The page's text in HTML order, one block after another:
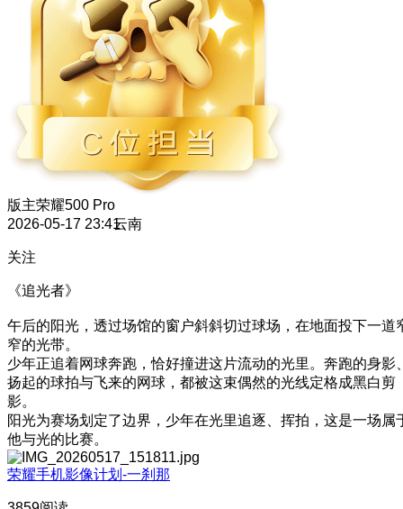
版主荣耀500 Pro
2026-05-17 23:41云南
关注
《追光者》
午后的阳光，透过场馆的窗户斜斜切过球场，在地面投下一道
窄的光带。
少年正追着网球奔跑，恰好撞进这片流动的光里。奔跑的身影
扬起的球拍与飞来的网球，都被这束偶然的光线定格成黑白剪
影。
阳光为赛场划定了边界，少年在光里追逐、挥拍，这是一场属
他与光的比赛。
荣耀手机影像计划-一刹那